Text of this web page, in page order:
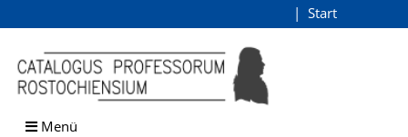
Browsen
direkt zum Inhalt
Start
Menü